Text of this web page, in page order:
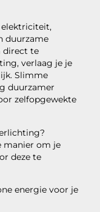
elektriciteit,
duurzame
direct te
verlaag je je
Slimme
duurzamer
zelfopgewekte
manier om je
deze te
energie voor je